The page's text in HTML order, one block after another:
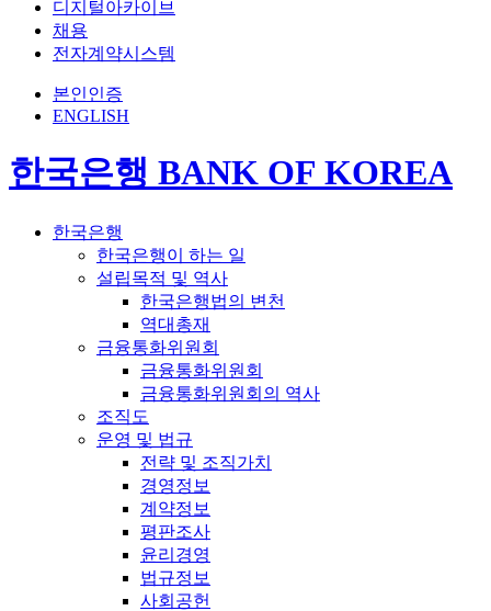
디지털아카이브
채용
전자계약시스템
본인인증
ENGLISH
한국은행 BANK OF KOREA
한국은행
한국은행이 하는 일
설립목적 및 역사
한국은행법의 변천
역대총재
금융통화위원회
금융통화위원회
금융통화위원회의 역사
조직도
운영 및 법규
전략 및 조직가치
경영정보
계약정보
평판조사
윤리경영
법규정보
사회공헌